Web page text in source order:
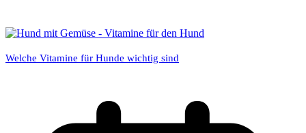
Welche Vitamine für Hunde wichtig sind